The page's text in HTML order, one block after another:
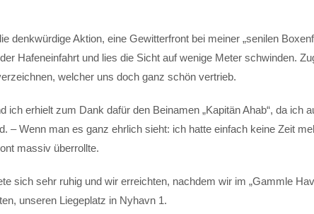
denkwürdige Aktion, eine Gewitterfront bei meiner „senilen
Hafeneinfahrt und lies die Sicht auf wenige Meter schwinden.
welcher uns doch ganz schön vertrieb.
ich erhielt zum Dank dafür den Beinamen „Kapitän Ahab“, da ich
– Wenn man es ganz ehrlich sieht: ich hatte einfach keine Zeit
massiv überrollte.
sich sehr ruhig und wir erreichten, nachdem wir im „Gammle
unseren Liegeplatz in Nyhavn 1.